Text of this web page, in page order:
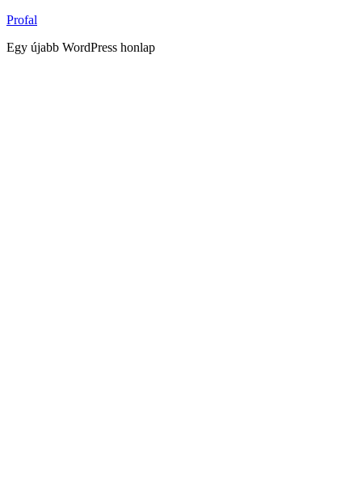
Tartalomhoz
Profal
Egy újabb WordPress honlap